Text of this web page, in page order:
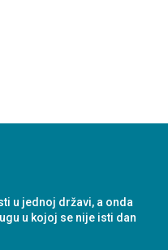
u jednoj državi, a onda
u kojoj se nije isti dan